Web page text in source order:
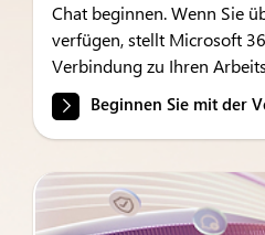
Chat beginnen. Wenn Sie
verfügen, stellt Microsoft
Verbindung zu Ihren
Beginnen Sie mit der